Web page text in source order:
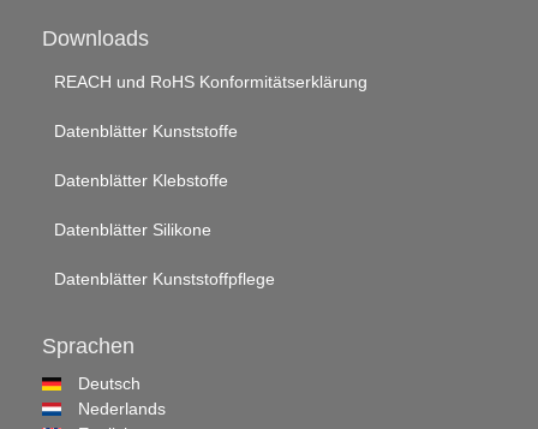
Downloads
REACH und RoHS Konformitätserklärung
Datenblätter Kunststoffe
Datenblätter Klebstoffe
Datenblätter Silikone
Datenblätter Kunststoffpflege
Sprachen
Deutsch
Nederlands